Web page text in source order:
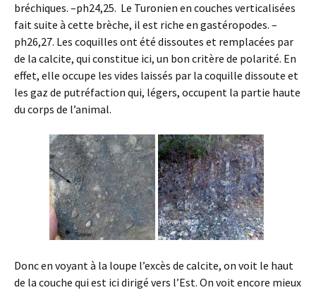
bréchiques. –ph24,25. Le Turonien en couches verticalisées
fait suite à cette brèche, il est riche en gastéropodes. –
ph26,27. Les coquilles ont été dissoutes et remplacées par
de la calcite, qui constitue ici, un bon critère de polarité. En
effet, elle occupe les vides laissés par la coquille dissoute et
les gaz de putréfaction qui, légers, occupent la partie haute
du corps de l’animal.
Donc en voyant à la loupe l’excès de calcite, on voit le haut
de la couche qui est ici dirigé vers l’Est. On voit encore mieux